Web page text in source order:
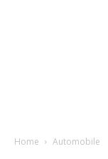
Home Automobile